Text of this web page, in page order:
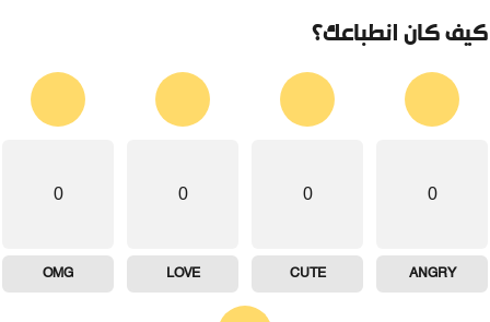
كان انطباعك؟
ANGRY
CUTE
LOVE
OMG